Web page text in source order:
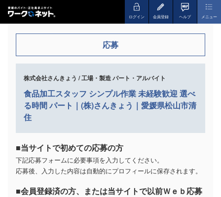
ログイン 会員登録 ヘルプ メニュー
応募
株式会社さんきょう / 工場・製造 パート・アルバイト
食品加工スタッフ シンプル作業 未経験歓迎 選べ
る時間 パート｜(株)さんきょう｜愛媛県松山市清
住
■当サイトで初めての応募の方
下記応募フォームに必要事項を入力してください。
応募後、入力した内容は自動的にプロフィールに保存されます。
■会員登録済の方、または当サイトで以前Ｗｅｂ応募